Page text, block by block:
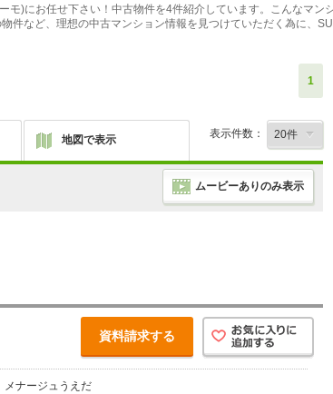
モ)にお任せ下さい！中古物件を4件紹介しています。こんなマン
件など、理想の中古マンション情報を見つけていただく為に、
1
地図で表示 表示件数：
ムービーありのみ表示
資料請求する
メナージュうえだ